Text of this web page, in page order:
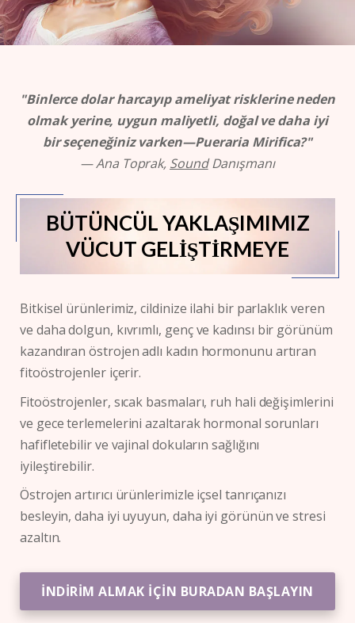
"Binlerce dolar harcayıp ameliyat risklerine neden
olmak yerine, uygun maliyetli, doğal ve daha iyi
bir seçeneğiniz varken—Pueraria Mirifica?"
— Ana Toprak, SoundDanışmanı
BÜTÜNCÜL YAKLAŞIMIMIZ
VÜCUT GELİŞTİRMEYE
Bitkisel ürünlerimiz, cildinize ilahi bir parlaklık veren
ve daha dolgun, kıvrımlı, genç ve kadınsı bir görünüm
kazandıran östrojen adlı kadın hormonunu artıran
fitoöstrojenler içerir.
Fitoöstrojenler, sıcak basmaları, ruh hali değişimlerini
ve gece terlemelerini azaltarak hormonal sorunları
hafifletebilir ve vajinal dokuların sağlığını
iyileştirebilir.
Östrojen artırıcı ürünlerimizle içsel tanrıçanızı
besleyin, daha iyi uyuyun, daha iyi görünün ve stresi
azaltın.
İNDİRİM ALMAK İÇİN BURADAN BAŞLAYIN